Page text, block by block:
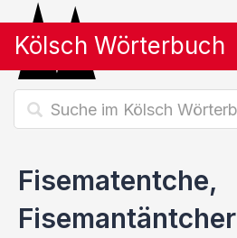
Kölsch Wörterbuch
Fisematentche,
Fisemantäntcher